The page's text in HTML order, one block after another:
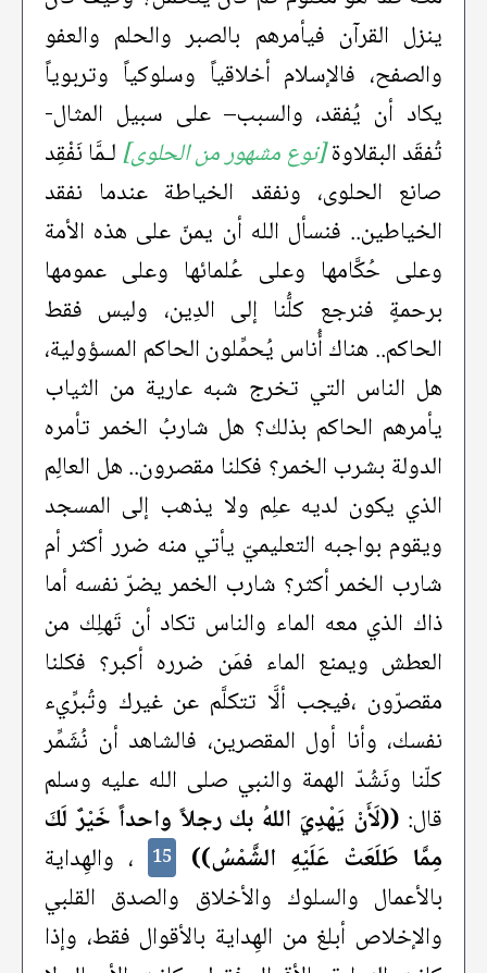
ينزل القرآن فيأمرهم بالصبر والحلم والعفو
والصفح، فالإسلام أخلاقياً وسلوكياً وتربوياً
يكاد أن يُفقد، والسبب– على سبيل المثال-
تُفقَد البقلاوة[نوع مشهور من الحلوى]لـمَّا نَفْقِد
صانع الحلوى، ونفقد الخياطة عندما نفقد
الخياطين.. فنسأل الله أن يمنّ على هذه الأمة
وعلى حُكَّامها وعلى عُلمائها وعلى عمومها
برحمةٍ فنرجع كلُّنا إلى الدِين، وليس فقط
الحاكم.. هناك أُناس يُحمِّلون الحاكم المسؤولية،
هل الناس التي تخرج شبه عارية من الثياب
يأمرهم الحاكم بذلك؟ هل شاربُ الخمر تأمره
الدولة بشرب الخمر؟ فكلنا مقصرون.. هل العالِم
الذي يكون لديه علِم ولا يذهب إلى المسجد
ويقوم بواجبه التعليميّ يأتي منه ضرر أكثر أم
شارب الخمر أكثر؟ شارب الخمر يضرّ نفسه أما
ذاك الذي معه الماء والناس تكاد أن تَهلِك من
العطش ويمنع الماء فمَن ضرره أكبر؟ فكلنا
مقصرّون ،فيجب ألَّا تتكلَّم عن غيرك وتُبرِّيء
نفسك، وأنا أول المقصرين، فالشاهد أن نُشَمِّر
كلّنا ونَشُدّ الهمة والنبي صلى الله عليه وسلم
قال: ((لَأَنْ يَهْدِيَ اللهُ بك رجلاً واحداً خَيْرٌ لَكَ
مِمَّا طَلَعَتْ عَلَيْهِ الشَّمْسُ))
15
، والهِداية
بالأعمال والسلوك والأخلاق والصدق القلبي
والإخلاص أبلغ من الهِداية بالأقوال فقط، وإذا